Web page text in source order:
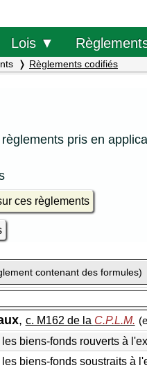
Lois ▼
Règlements codifiés
pris en
ces règlements
contenant des formules)
, c. M162 de la C.P.L.M.
biens-fonds rouverts à
biens-fonds soustraits à